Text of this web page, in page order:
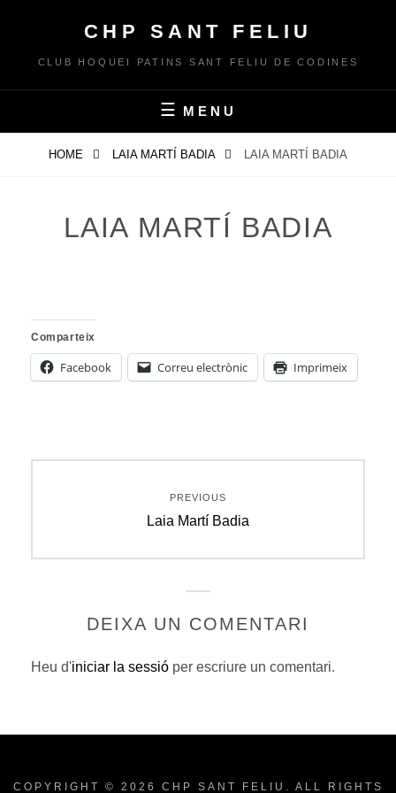
content
CHP SANT FELIU
CLUB HOQUEI PATINS SANT FELIU DE CODINES
MENU
HOME LAIA MARTÍ BADIA LAIA MARTÍ BADIA
LAIA MARTÍ BADIA
Comparteix
Facebook Correu electrònic Imprimeix
PREVIOUS
Previous
Laia Martí Badia
DEIXA UN COMENTARI
Heu d'iniciar la sessió per escriure un comentari.
COPYRIGHT © 2026 CHP SANT FELIU . ALL RIGHTS